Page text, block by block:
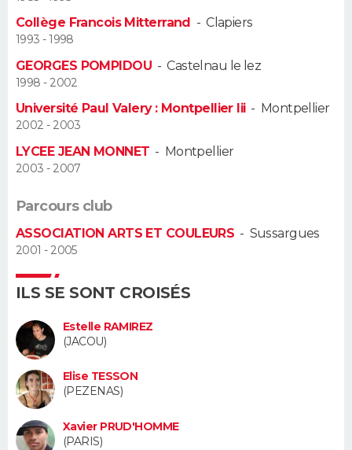
Alimentation
Guide de la santé
Maladies
Médicaments
Sommeil
VOYAGE
Destinations
City break
Voyage nature
Voyage de noces
Forum
Climat
+
PHOTO
GUIDES D'ACHAT
BONS PLANS
Carte de Noël
Carte Bonne année
Carte Saint-Valentin
Carte Pâques
Carte d'anniversaire
Dictionnaire
Biographies
Citations
Expressions
Proverbes
PROGRAMME TV
COPAINS D'AVANT
S'inscrire
Se connecter
Lycées
Collèges
Primaires
Universités
Entreprises
Service militaire
Avis de recherche
AVIS DE DÉCÈS
Bricolage
Lifestyle
Culture
Sport
Auto
Television
Voyage
Cinema
Collège Francois Mitterrand -Clapiers
1993 - 1998
GEORGES POMPIDOU -Castelnau le lez
1998 - 2002
Université Paul Valery : Montpellier Iii- Montpellier
2002 - 2003
LYCEE JEAN MONNET - Montpellier
2003 - 2007
Parcours club
ASSOCIATION ARTS ET COULEURS - Sussargues
2001 - 2005
ILS SE SONT CROISÉS
Estelle RAMIREZ
(JACOU)
Elise TESSON
(PEZENAS)
Xavier PRUD'HOMME
(PARIS)